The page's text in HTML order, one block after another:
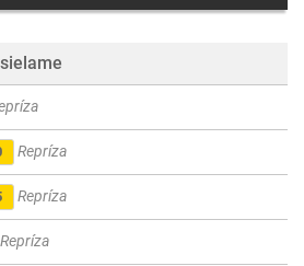
Repríza
Repríza
Repríza